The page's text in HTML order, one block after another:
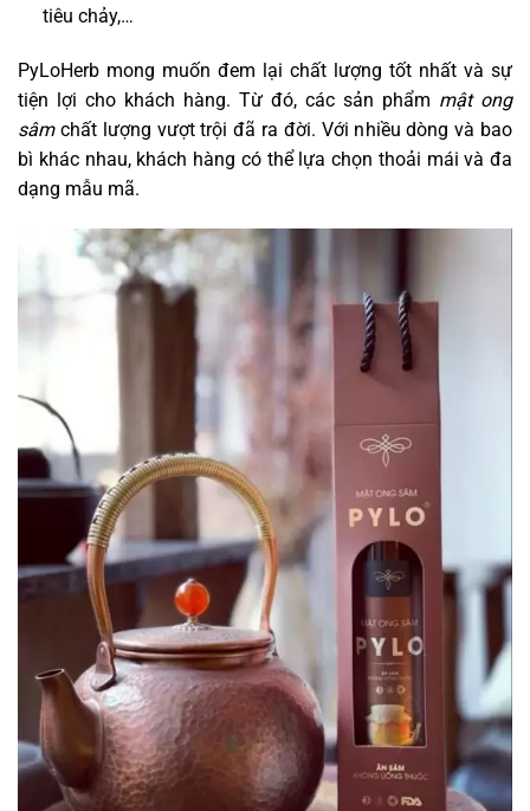
tiêu chảy,…
PyLoHerb mong muốn đem lại chất lượng tốt nhất và sự
tiện lợi cho khách hàng. Từ đó, các sản phẩm mật ong
sâmchất lượng vượt trội đã ra đời. Với nhiều dòng và bao
bì khác nhau, khách hàng có thể lựa chọn thoải mái và đa
dạng mẫu mã.